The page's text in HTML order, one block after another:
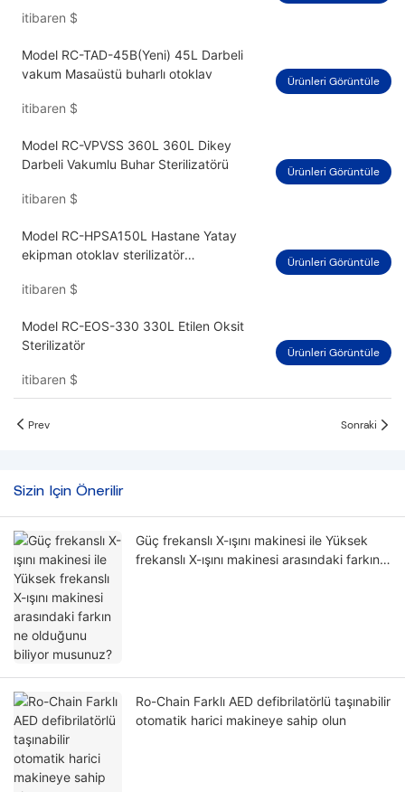
itibaren $
Model RC-TAD-45B(Yeni) 45L Darbeli
vakum Masaüstü buharlı otoklav
itibaren $
Ürünleri Görüntüle
Model RC-VPVSS 360L 360L Dikey
Darbeli Vakumlu Buhar Sterilizatörü
itibaren $
Ürünleri Görüntüle
Model RC-HPSA150L Hastane Yatay
ekipman otoklav sterilizatör
itibaren $
Ürünleri Görüntüle
Model RC-EOS-330 330L Etilen Oksit
Sterilizatör
itibaren $
Ürünleri Görüntüle
Prev Sonraki
Sizin Için Önerilir
Güç frekanslı X-ışını makinesi ile Yüksek
frekanslı X-ışını makinesi arasındaki farkın
Ro-Chain Farklı AED defibrilatörlü taşınabilir
otomatik harici makineye sahip olun